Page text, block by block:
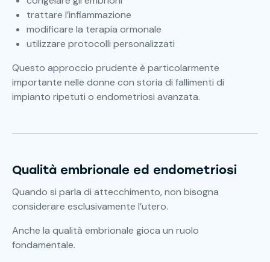
trattare l’infiammazione
modificare la terapia ormonale
utilizzare protocolli personalizzati
Questo approccio prudente è particolarmente
importante nelle donne con storia di fallimenti di
impianto ripetuti o endometriosi avanzata.
Qualità embrionale ed endometriosi
Quando si parla di attecchimento, non bisogna
considerare esclusivamente l’utero.
Anche la qualità embrionale gioca un ruolo
fondamentale.